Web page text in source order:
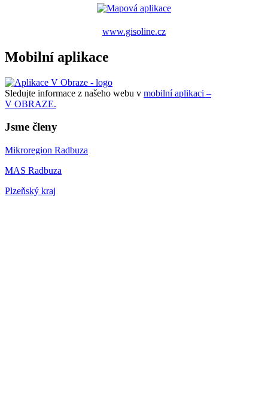
www.gisoline.cz
Mobilní aplikace
Sledujte informace z našeho webu v mobilní aplikaci –
V OBRAZE.
Jsme členy
Mikroregion Radbuza
MAS Radbuza
Plzeňský kraj